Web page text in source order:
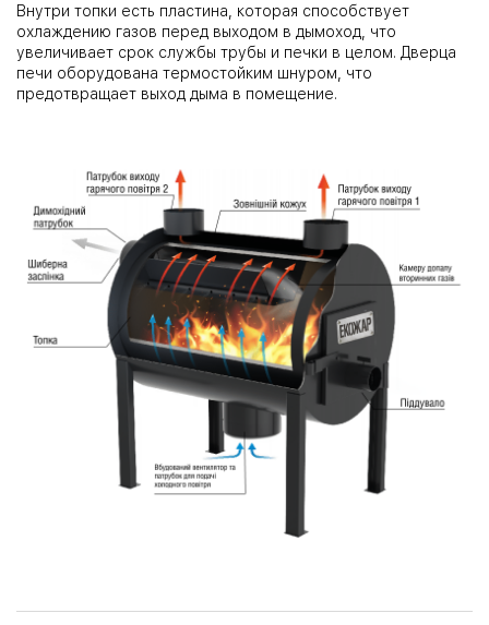
Внутри топки есть пластина, которая способствует
охлаждению газов перед выходом в дымоход, что
увеличивает срок службы трубы и печки в целом. Дверца
печи оборудована термостойким шнуром, что
предотвращает выход дыма в помещение.